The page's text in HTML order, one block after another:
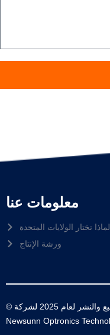
معلومات عنا
لماذا تختار الولايات المتحدة
ورشة الإنتاج
© حقوق الطبع والنشر لعام 2025 لشركة Ningbo Hi-Tech Zone